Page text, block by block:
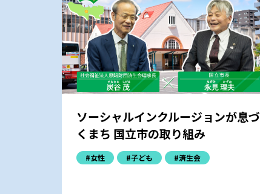
ソーシャルインクルージョンが息づ
くまち 国立市の取り組み
#女性 #子ども #済生会